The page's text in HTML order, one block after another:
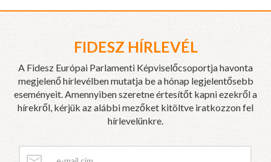
FIDESZ HÍRLEVÉL
A Fidesz Európai Parlamenti Képviselőcsoportja havonta
megjelenő hírlevélben mutatja be a hónap legjelentősebb
eseményeit. Amennyiben szeretne értesítőt kapni ezekről a
hírekről, kérjük az alábbi mezőket kitöltve iratkozzon fel
hírlevelünkre.